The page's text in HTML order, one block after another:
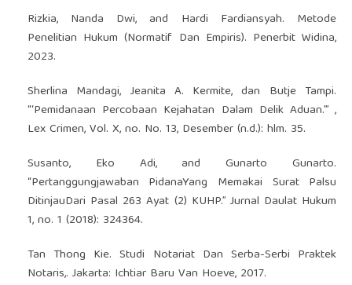
Rizkia, Nanda Dwi, and Hardi Fardiansyah. Metode
Penelitian Hukum (Normatif Dan Empiris). Penerbit Widina,
2023.
Sherlina Mandagi, Jeanita A. Kermite, dan Butje Tampi.
“‘Pemidanaan Percobaan Kejahatan Dalam Delik Aduan.’” ,
Lex Crimen, Vol. X, no. No. 13, Desember (n.d.): hlm. 35.
Susanto, Eko Adi, and Gunarto Gunarto.
“Pertanggungjawaban PidanaYang Memakai Surat Palsu
DitinjauDari Pasal 263 Ayat (2) KUHP.” Jurnal Daulat Hukum
1, no. 1 (2018): 324364.
Tan Thong Kie. Studi Notariat Dan Serba-Serbi Praktek
Notaris,. Jakarta: Ichtiar Baru Van Hoeve, 2017.